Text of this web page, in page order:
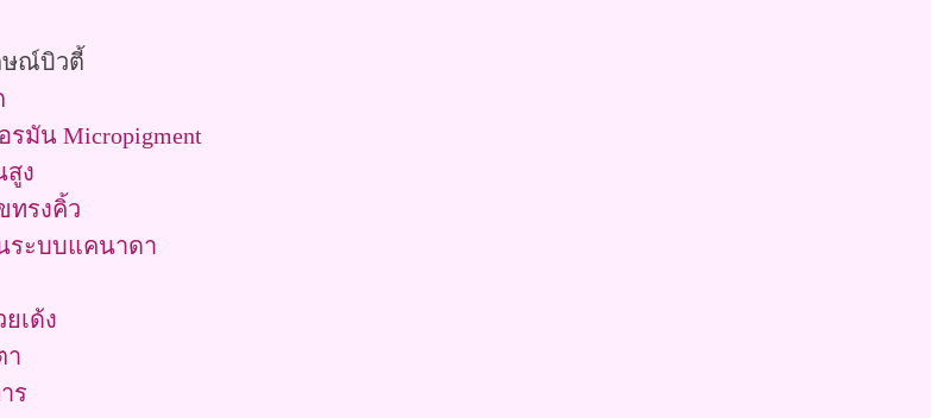
ษณ์บิวตี้
รมัน Micropigment
สูง
ทรงคิ้ว
ระบบแคนาดา
เด้ง
า
ร